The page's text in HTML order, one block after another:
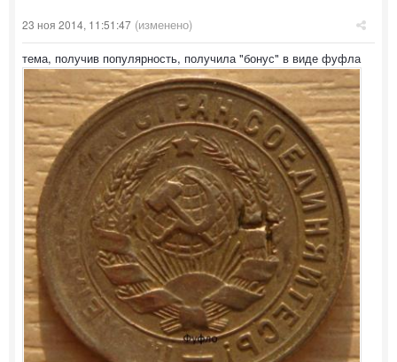
23 ноя 2014, 11:51:47 (изменено)
тема, получив популярность, получила "бонус" в виде фуфла